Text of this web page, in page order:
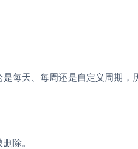
每天、每周还是自定义周期，
除。